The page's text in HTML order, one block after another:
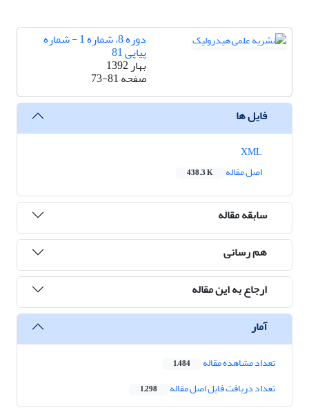
دوره 8، شماره 1 - شماره
پیاپی 81
بهار 1392
صفحه73-81
فایل ها
اصل مقاله
438.3 K
سابقه مقاله
هم رسانی
ارجاع به این مقاله
آمار
تعداد مشاهده مقاله 1,484
تعداد دریافت فایل اصل مقاله 1,298